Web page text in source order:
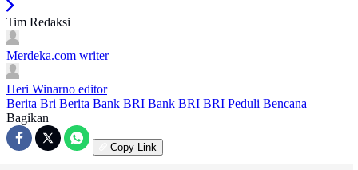
Tim Redaksi
Merdeka.com writer
Heri Winarno editor
Berita Bri Berita Bank BRI Bank BRI BRI Peduli Bencana
Bagikan
Copy Link